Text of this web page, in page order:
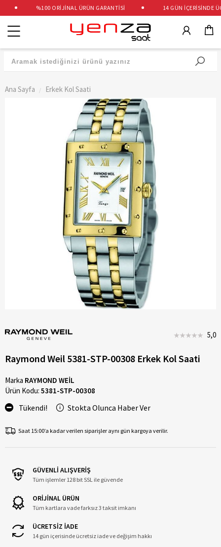
%100 ORİJİNAL ÜRÜN GARANTİSİ 14 GÜN İÇERİSİNDE
Kategoriler
Ana Sayfa Erkek Kol Saati
5,0
Raymond Weil 5381-STP-00308 Erkek Kol Saati
Marka RAYMOND WEİL
Ürün Kodu: 5381-STP-00308
Tükendi! Stokta Olunca Haber Ver
Saat 15:00’a kadar verilen siparişler aynı gün kargoya verilir.
GÜVENLİ ALIŞVERİŞ
Tüm işlemler 128 bit SSL ile güvende
ORİJİNAL ÜRÜN
Tüm kartlara vade farksız 3 taksit imkanı
ÜCRETSİZ İADE
14 gün içerisinde ücretsiz iade ve değişim hakkı